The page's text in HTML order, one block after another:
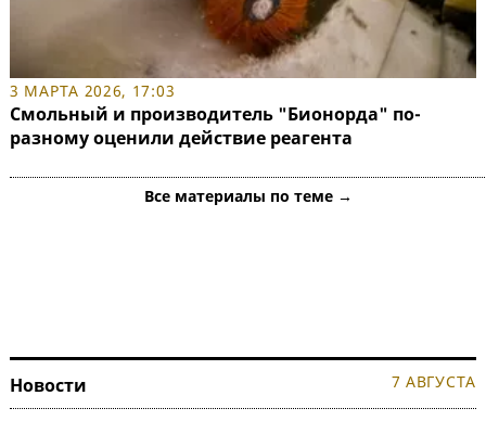
3 МАРТА 2026, 17:03
Смольный и производитель "Бионорда" по-
разному оценили действие реагента
Все материалы по теме →
Новости 7 АВГУСТА